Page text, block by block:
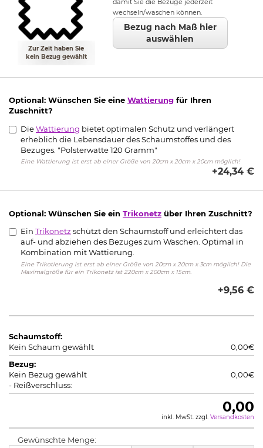
Zur Zeit haben Sie
kein Bezug gewählt
damit Sie die Bezüge jederzeit
wechseln/waschen können.
Bezug nach Maß hier
auswählen
Optional: Wünschen Sie eine Wattierung für Ihren
Zuschnitt?
DieWattierung bietet optimalen Schutz und verlängert
erheblich die Lebensdauer des Schaumstoffes und des
Bezuges. "Polsterwatte 120 Gramm"
Eine Wattierung ist erst ab einer Größe von 20cm x 20cm x 20cm möglich!
+24,34 €
Optional: Wünschen Sie ein Trikonetz über Ihren Zuschnitt?
Ein Trikonetz schützt den Schaumstoff und erleichtert das
auf- und abziehen des Bezuges zum Waschen. Optimal in
Kombination mit Wattierung.
Eine Trikotierung ist erst ab einer Größe von 20cm x 20cm x 3cm möglich! Die
Maximalgröße für ein Trikonetz ist 220cm x 200cm x 15cm.
+9,56 €
Schaumstoff:
Kein Schaum gewählt
0,00€
Bezug:
Kein Bezug gewählt
0,00€
- Reißverschluss:
0,00
inkl. MwSt. zzgl. Versandkosten
Gewünschte Menge: